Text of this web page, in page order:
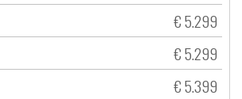
€ 5.299
€ 5.299
€ 5.399